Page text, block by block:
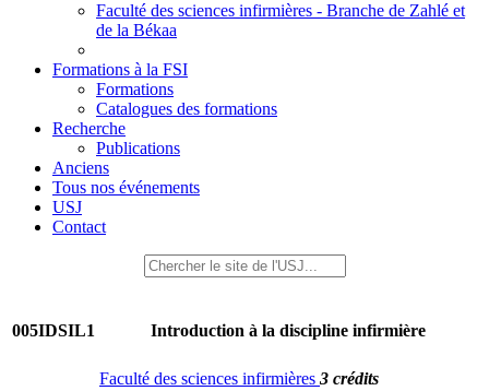
Faculté des sciences infirmières - Branche de Zahlé et
de la Békaa
Formations à la FSI
Formations
Catalogues des formations
Recherche
Publications
Anciens
Tous nos événements
USJ
Contact
005IDSIL1 Introduction à la discipline infirmière
Faculté des sciences infirmières 3 crédits